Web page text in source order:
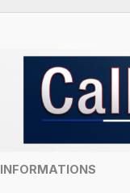
INFORMATIONS